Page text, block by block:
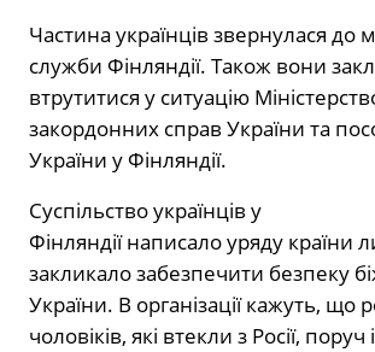
Частина українців звернулася до
служби Фінляндії. Також вони
втрутитися у ситуацію
закордонних справ України та
України у Фінляндії.
Суспільство українців у
Фінляндії написало уряду країни
закликало забезпечити безпеку
України. В організації кажуть, що
чоловіків, які втекли з Росії,